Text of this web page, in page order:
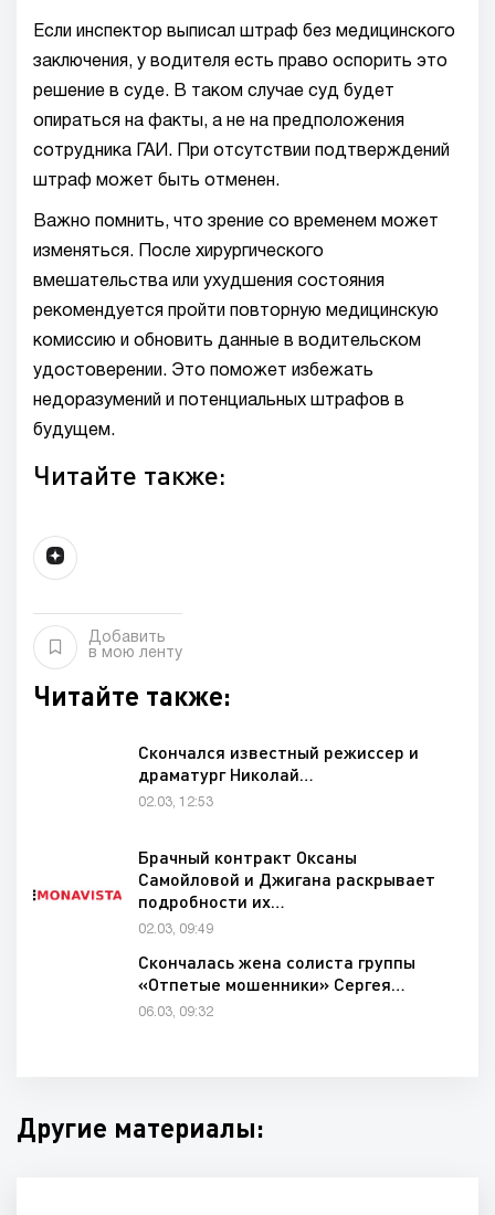
Если инспектор выписал штраф без медицинского
заключения, у водителя есть право оспорить это
решение в суде. В таком случае суд будет
опираться на факты, а не на предположения
сотрудника ГАИ. При отсутствии подтверждений
штраф может быть отменен.
Важно помнить, что зрение со временем может
изменяться. После хирургического
вмешательства или ухудшения состояния
рекомендуется пройти повторную медицинскую
комиссию и обновить данные в водительском
удостоверении. Это поможет избежать
недоразумений и потенциальных штрафов в
будущем.
Читайте также:
Добавить
в мою ленту
Читайте также:
Скончался известный режиссер и
драматург Николай…
02.03, 12:53
Брачный контракт Оксаны
Самойловой и Джигана раскрывает
подробности их…
02.03, 09:49
Скончалась жена солиста группы
«Отпетые мошенники» Сергея…
06.03, 09:32
Другие материалы: